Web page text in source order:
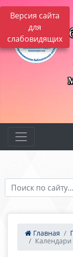
Версия сайта
для
слабовидящих
Главная
Календари